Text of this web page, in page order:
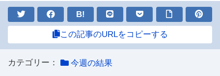
B!
この記事のURLをコピーする
カテゴリー：
今週の結果